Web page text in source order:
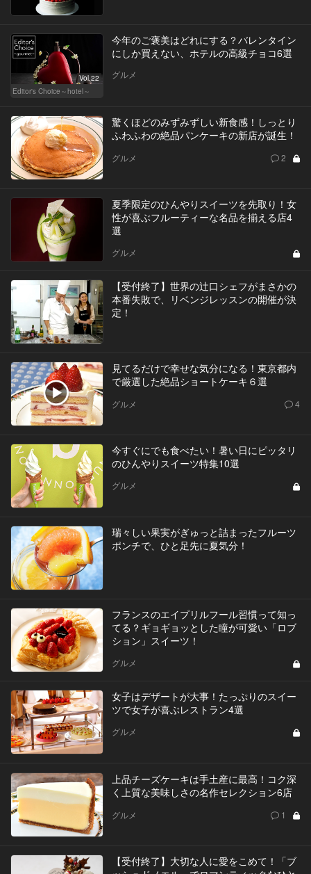
Vol.22
Editor's Choice～hotel～
今年のご褒美はどれにする？バレンタイン
にしか買えない、ホテルの高級チョコ6選
グルメ
驚くほどのみずみずしい新食感！しっとり
ふわふわの絶品パンケーキの新店が誕生！
グルメ 2
夏季限定のひんやりスイーツを先取り！女
性が喜ぶフルーティーな名品を揃える店4
選
グルメ
【受付終了】世界の辻󠄀口シェフがまさかの
本番失敗で、リベンジレッスンの開催が決
定！
見てるだけで幸せな気分になる！東京都内
で厳選した絶品ショートケーキ６選
グルメ 4
今すぐにでも食べたい！暑い日にピッタリ
のひんやりスイーツ特集10選
グルメ
瑞々しい果実がぎゅっと詰まったフルーツ
ポンチで、ひと足先に夏気分！
フランスのエイプリルフール習慣って知っ
てる？ギョギョッとした瞳が可愛い「ロブ
ション」スイーツ！
グルメ
女子はデザートが大事！たっぷりのスイー
ツで女子が喜ぶレストラン4選
グルメ
上品チーズケーキは手土産に最高！コク深
く上質な美味しさの名作セレクション6店
グルメ 1
【受付終了】大切な人に愛をこめて！「ブ